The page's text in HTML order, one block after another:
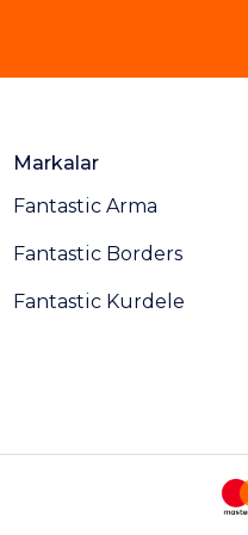
Markalar
Fantastic Arma
Fantastic Borders
Fantastic Kurdele